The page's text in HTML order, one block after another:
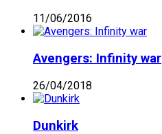
11/06/2016
Avengers: Infinity war
26/04/2018
Dunkirk